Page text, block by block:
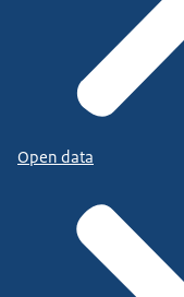
Open data